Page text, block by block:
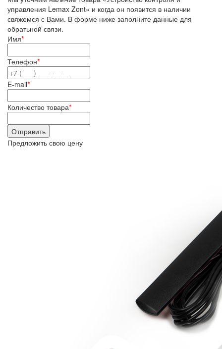
управления Lemax Zont» и когда он появится в наличии
свяжемся с Вами. В форме ниже заполните данные для
обратьной связи.
Имя*
Телефон*
E-mail*
Количество товара*
Предложить свою цену